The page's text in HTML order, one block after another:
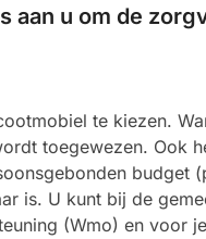
aan u om de
te kiezen.
toegewezen. Ook
budget
is. U kunt bij de
(Wmo) en voor